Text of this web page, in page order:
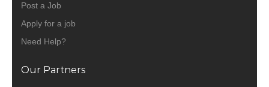
Post a Job
Apply for a job
Need Help?
Our Partners